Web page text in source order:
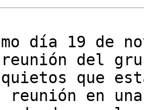
día 19 de
del
que
reunión en una